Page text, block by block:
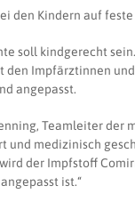
den Kindern auf
soll kindgerecht
den Impfärztinnen
angepasst.
Teamleiter der
und medizinisch
der Impfstoff
ist.“